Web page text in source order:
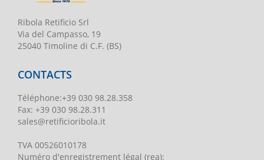
Ribola Retificio Srl
Via del Campasso, 19
25040 Timoline di C.F. (BS)
CONTACTS
Téléphone:+39 030 98.28.358
Fax: +39 030 98.28.311
sales@retificioribola.it
TVA 00526010178
Numéro d'enregistrement légal (rea):